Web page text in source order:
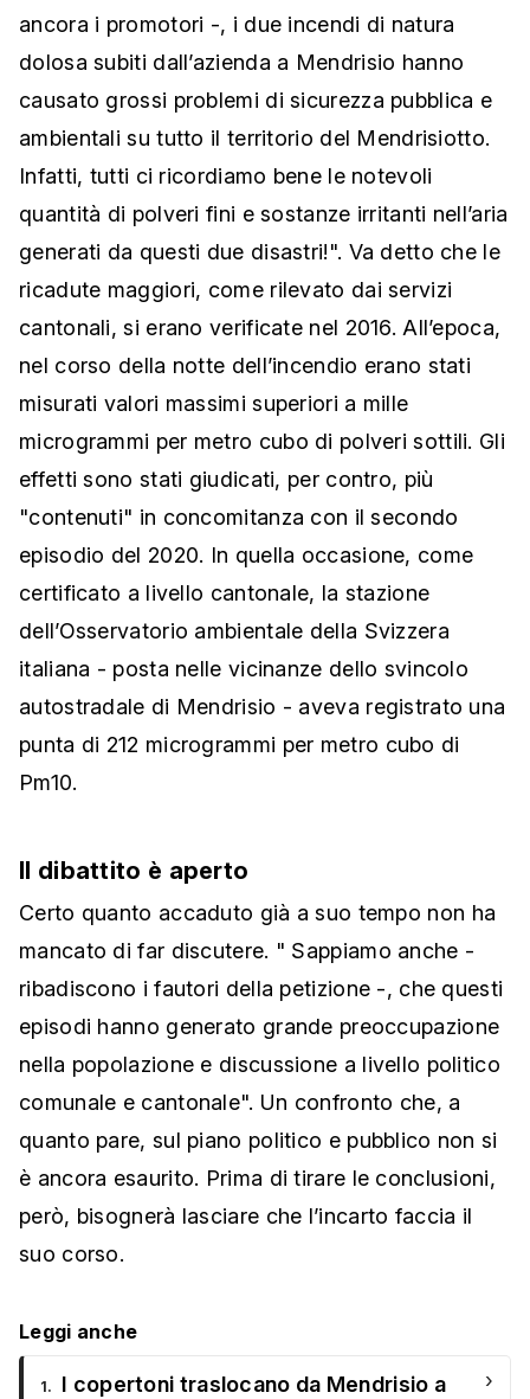
ancora i promotori -, i due incendi di natura
dolosa subiti dall’azienda a Mendrisio hanno
causato grossi problemi di sicurezza pubblica e
ambientali su tutto il territorio del Mendrisiotto.
Infatti, tutti ci ricordiamo bene le notevoli
quantità di polveri fini e sostanze irritanti nell’aria
generati da questi due disastri!". Va detto che le
ricadute maggiori, come rilevato dai servizi
cantonali, si erano verificate nel 2016. All’epoca,
nel corso della notte dell’incendio erano stati
misurati valori massimi superiori a mille
microgrammi per metro cubo di polveri sottili. Gli
effetti sono stati giudicati, per contro, più
"contenuti" in concomitanza con il secondo
episodio del 2020. In quella occasione, come
certificato a livello cantonale, la stazione
dell’Osservatorio ambientale della Svizzera
italiana - posta nelle vicinanze dello svincolo
autostradale di Mendrisio - aveva registrato una
punta di 212 microgrammi per metro cubo di
Pm10.
Il dibattito è aperto
Certo quanto accaduto già a suo tempo non ha
mancato di far discutere. " Sappiamo anche -
ribadiscono i fautori della petizione -, che questi
episodi hanno generato grande preoccupazione
nella popolazione e discussione a livello politico
comunale e cantonale". Un confronto che, a
quanto pare, sul piano politico e pubblico non si
è ancora esaurito. Prima di tirare le conclusioni,
però, bisognerà lasciare che l’incarto faccia il
suo corso.
Leggi anche
1.
I copertoni traslocano da Mendrisio a
›